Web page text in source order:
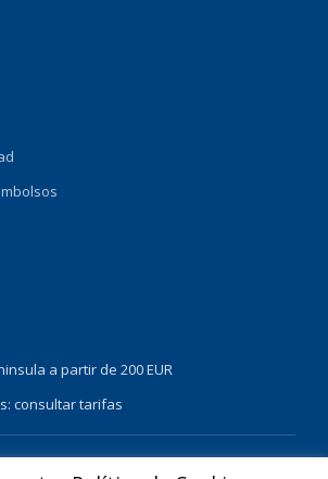
a partir de 200 EUR
consultar tarifas